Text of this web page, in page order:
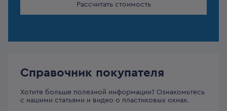
Рассчитать стоимость
Справочник покупателя
Хотите больше полезной информации? Ознакомьтесь
с нашими статьями и видео о пластиковых окнах.